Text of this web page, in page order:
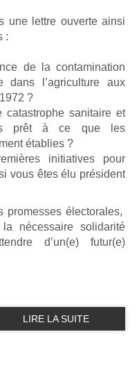
une lettre ouverte ainsi
:
de la contamination
dans l’agriculture aux
?
catastrophe sanitaire et
prêt à ce que les
établies ?
initiatives pour
vous êtes élu président
promesses électorales,
nécessaire solidarité
d’un(e) futur(e)
LIRE LA SUITE